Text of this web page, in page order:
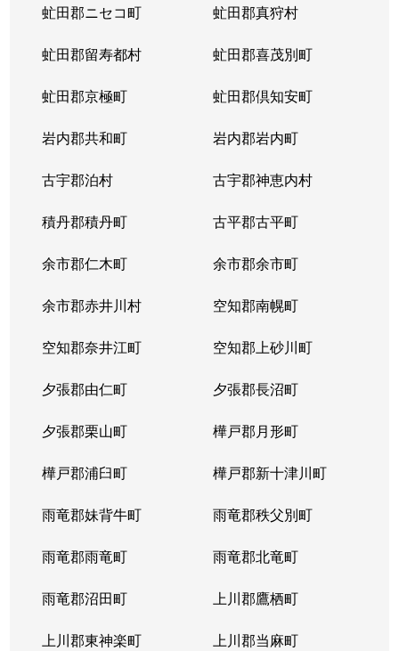
虻田郡ニセコ町 虻田郡真狩村
虻田郡留寿都村 虻田郡喜茂別町
虻田郡京極町 虻田郡倶知安町
岩内郡共和町 岩内郡岩内町
古宇郡泊村 古宇郡神恵内村
積丹郡積丹町 古平郡古平町
余市郡仁木町 余市郡余市町
余市郡赤井川村 空知郡南幌町
空知郡奈井江町 空知郡上砂川町
夕張郡由仁町 夕張郡長沼町
夕張郡栗山町 樺戸郡月形町
樺戸郡浦臼町 樺戸郡新十津川町
雨竜郡妹背牛町 雨竜郡秩父別町
雨竜郡雨竜町 雨竜郡北竜町
雨竜郡沼田町 上川郡鷹栖町
上川郡東神楽町 上川郡当麻町